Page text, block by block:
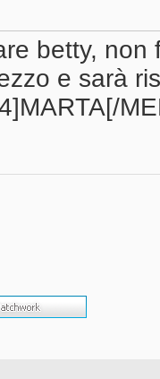
betty,
e sarà